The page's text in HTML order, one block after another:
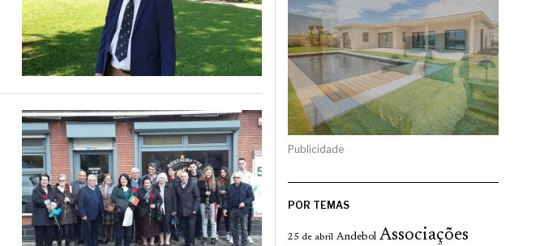
Publicidade
POR TEMAS
25 de abril Andebol Associações